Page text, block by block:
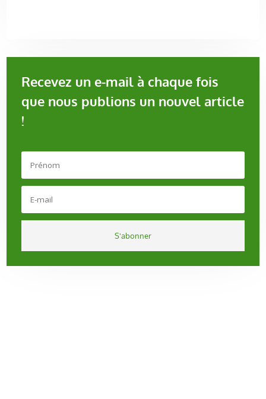
Recevez un e-mail à chaque fois
que nous publions un nouvel article
!
S'abonner